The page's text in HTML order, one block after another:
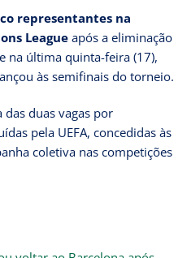
representantes na
League após a eliminação
na última quinta-feira (17),
às semifinais do torneio.
das duas vagas por
pela UEFA, concedidas às
coletiva nas competições